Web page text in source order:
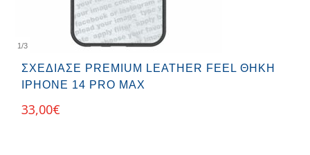
1/3
ΣΧΕΔΊΑΣΕ PREMIUM LEATHER FEEL ΘΉΚΗ
IPHONE 14 PRO MAX
33,00€